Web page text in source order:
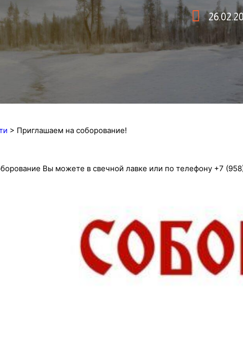
> Приглашаем на соборование!
Вы можете в свечной лавке или по телефону +7